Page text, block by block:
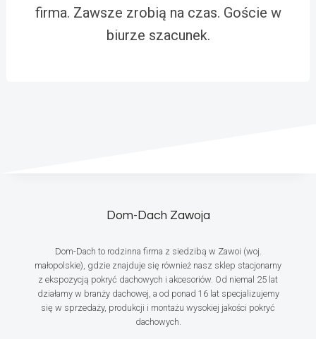
firma. Zawsze zrobią na czas. Goście w
biurze szacunek.
Dom-Dach Zawoja
Dom-Dach to rodzinna firma z siedzibą w Zawoi (woj.
małopolskie), gdzie znajduje się również nasz sklep stacjonarny
z ekspozycją pokryć dachowych i akcesoriów. Od niemal 25 lat
działamy w branży dachowej, a od ponad 16 lat specjalizujemy
się w sprzedaży, produkcji i montażu wysokiej jakości pokryć
dachowych.